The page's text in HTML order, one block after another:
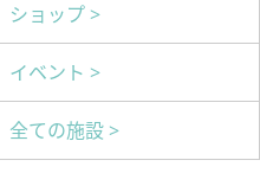
ショップ >
イベント >
全ての施設 >